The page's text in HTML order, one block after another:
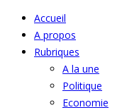
Accueil
A propos
Rubriques
A la une
Politique
Economie